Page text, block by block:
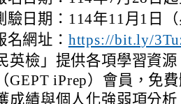
驗日期：114年11月1日（
名網址： https://bit.ly/
英檢」提供各項學習資
GEPT iPrep）會員，免
成績與個人化強弱項分